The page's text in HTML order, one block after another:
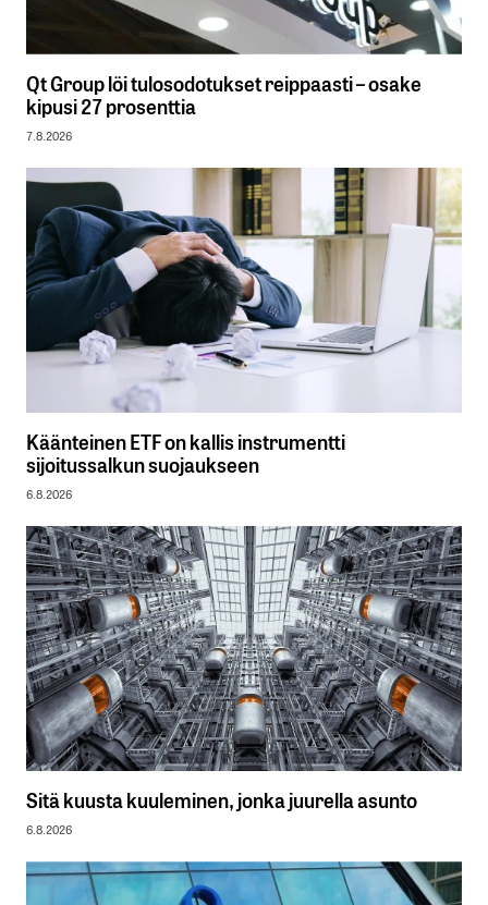
Qt Group löi tulosodotukset reippaasti – osake
kipusi 27 prosenttia
7.8.2026
Käänteinen ETF on kallis instrumentti
sijoitussalkun suojaukseen
6.8.2026
Sitä kuusta kuuleminen, jonka juurella asunto
6.8.2026